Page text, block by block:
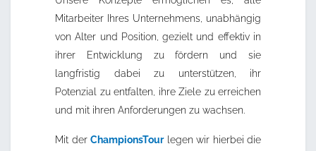
Mitarbeiter Ihres Unternehmens, unabhängig
von Alter und Position, gezielt und effektiv in
ihrer Entwicklung zu fördern und sie
langfristig dabei zu unterstützen, ihr
Potenzial zu entfalten, ihre Ziele zu erreichen
und mit ihren Anforderungen zu wachsen.
Mit der ChampionsTourlegen wir hierbei die